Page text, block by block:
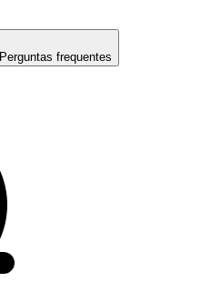
Perguntas frequentes